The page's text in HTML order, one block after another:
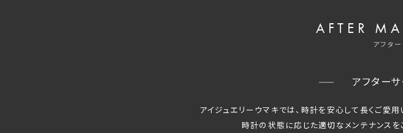
AFTER
アフタ
アフター
アイジュエリーウマキでは、時計を安心して長くご愛
時計の状態に応じた適切なメンテナンスを